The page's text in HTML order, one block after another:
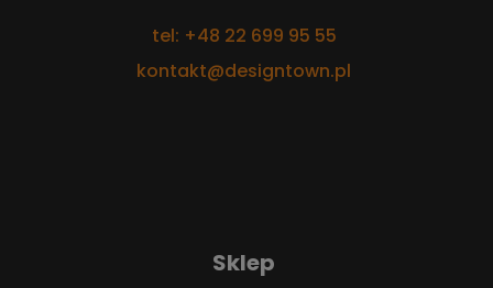
tel: +48 22 699 95 55
kontakt@designtown.pl
Sklep